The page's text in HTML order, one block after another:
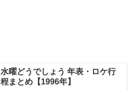
水曜どうでしょう 年表・ロケ行
程まとめ【1996年】